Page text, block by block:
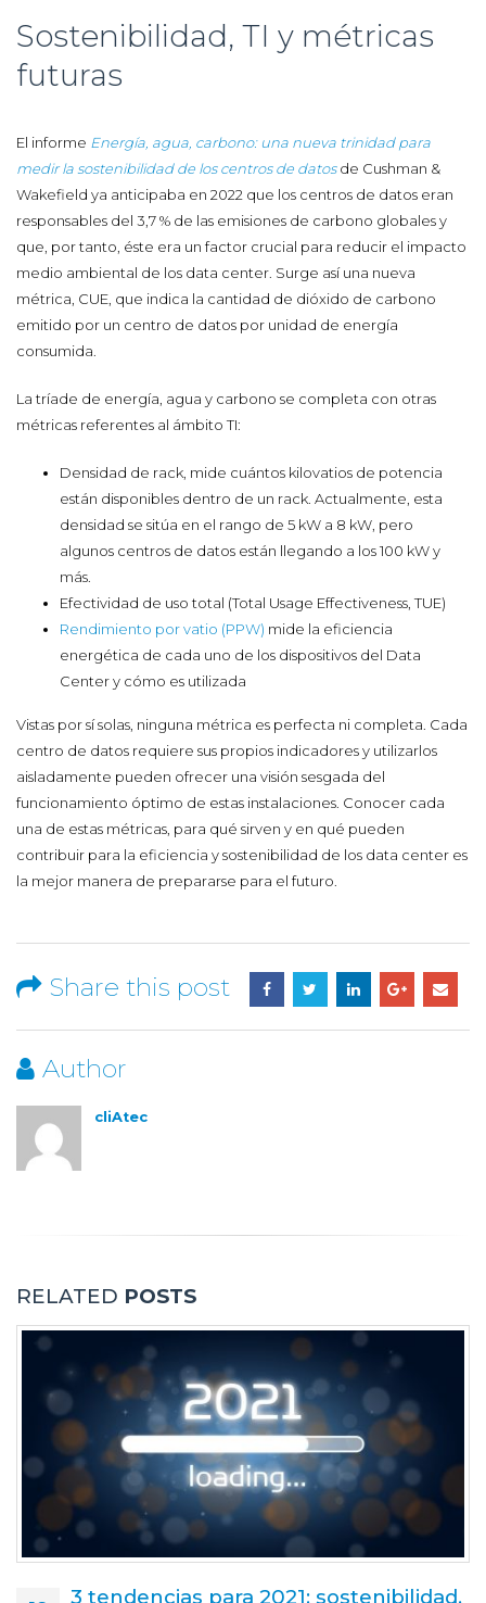
Sostenibilidad, TI y métricas
futuras
El informe Energía, agua, carbono: una nueva trinidad para
medir la sostenibilidad de los centros de datosde Cushman &
Wakefield ya anticipaba en 2022 que los centros de datos eran
responsables del 3,7 % de las emisiones de carbono globales y
que, por tanto, éste era un factor crucial para reducir el impacto
medio ambiental de los data center. Surge así una nueva
métrica, CUE, que indica la cantidad de dióxido de carbono
emitido por un centro de datos por unidad de energía
consumida.
La tríade de energía, agua y carbono se completa con otras
métricas referentes al ámbito TI:
Densidad de rack, mide cuántos kilovatios de potencia
están disponibles dentro de un rack. Actualmente, esta
densidad se sitúa en el rango de 5 kW a 8 kW, pero
algunos centros de datos están llegando a los 100 kW y
más.
Efectividad de uso total (Total Usage Effectiveness, TUE)
Rendimiento por vatio (PPW) mide la eficiencia
energética de cada uno de los dispositivos del Data
Center y cómo es utilizada
Vistas por sí solas, ninguna métrica es perfecta ni completa. Cada
centro de datos requiere sus propios indicadores y utilizarlos
aisladamente pueden ofrecer una visión sesgada del
funcionamiento óptimo de estas instalaciones. Conocer cada
una de estas métricas, para qué sirven y en qué pueden
contribuir para la eficiencia y sostenibilidad de los data center es
la mejor manera de prepararse para el futuro.
Share this post
Author
cliAtec
RELATED POSTS
3 tendencias para 2021: sostenibilidad,